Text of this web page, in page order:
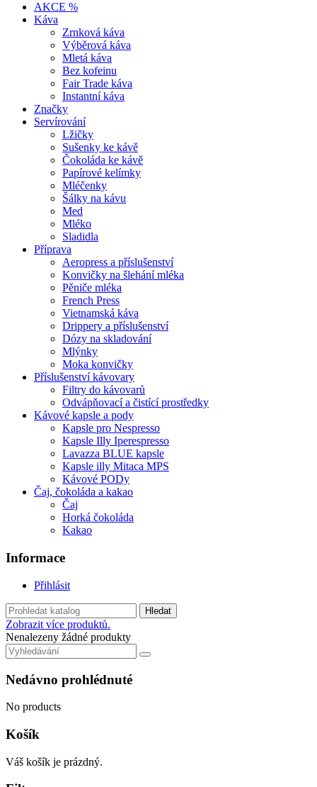
AKCE %
Káva
Zrnková káva
Výběrová káva
Mletá káva
Bez kofeinu
Fair Trade káva
Instantní káva
Značky
Servírování
Lžičky
Sušenky ke kávě
Čokoláda ke kávě
Papírové kelímky
Mléčenky
Šálky na kávu
Med
Mléko
Sladidla
Příprava
Aeropress a příslušenství
Konvičky na šlehání mléka
Pěniče mléka
French Press
Vietnamská káva
Drippery a příslušenství
Dózy na skladování
Mlýnky
Moka konvičky
Příslušenství kávovary
Filtry do kávovarů
Odvápňovací a čistící prostředky
Kávové kapsle a pody
Kapsle pro Nespresso
Kapsle Illy Iperespresso
Lavazza BLUE kapsle
Kapsle illy Mitaca MPS
Kávové PODy
Čaj, čokoláda a kakao
Čaj
Horká čokoláda
Kakao
Informace
Přihlásit
Hledat
Zobrazit více produktů.
Nenalezeny žádné produkty
Nedávno prohlédnuté
No products
Košík
Váš košík je prázdný.